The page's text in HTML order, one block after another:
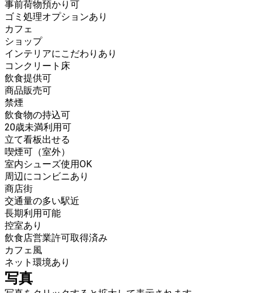
事前荷物預かり可
ゴミ処理オプションあり
カフェ
ショップ
インテリアにこだわりあり
コンクリート床
飲食提供可
商品販売可
禁煙
飲食物の持込可
20歳未満利用可
立て看板出せる
喫煙可（室外）
室内シューズ使用OK
周辺にコンビニあり
商店街
交通量の多い駅近
長期利用可能
控室あり
飲食店営業許可取得済み
カフェ風
ネット環境あり
写真